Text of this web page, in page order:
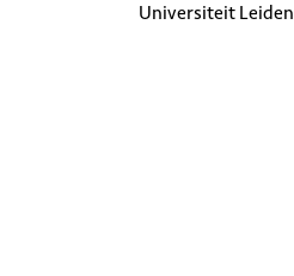
Universiteit Leiden